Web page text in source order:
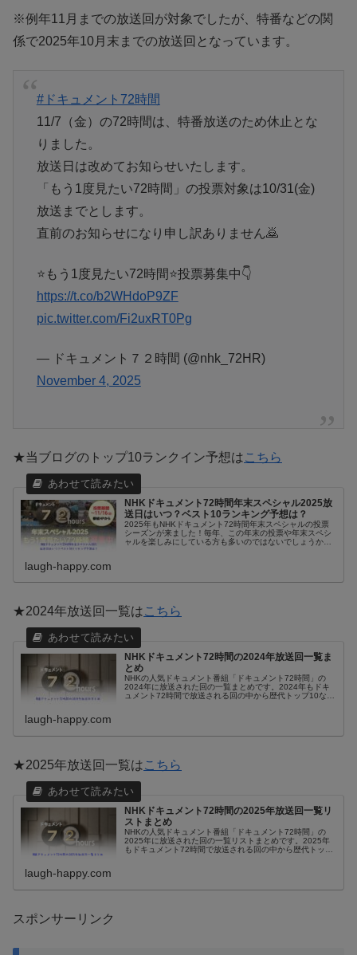
※例年11月までの放送回が対象でしたが、特番などの関
係で2025年10月末までの放送回となっています。
#ドキュメント72時間
11/7（金）の72時間は、特番放送のため休止とな
りました。
放送日は改めてお知らせいたします。
「もう1度見たい72時間」の投票対象は10/31(金)
放送までとします。
直前のお知らせになり申し訳ありません🙇
⭐もう1度見たい72時間⭐投票募集中👇
https://t.co/b2WHdoP9ZF
pic.twitter.com/Fi2uxRT0Pg
— ドキュメント７２時間 (@nhk_72HR)
November 4, 2025
★当ブログのトップ10ランクイン予想はこちら
NHKドキュメント72時間年末スペシャル2025放
送日はいつ？ベスト10ランキング予想は？
2025年もNHKドキュメント72時間年末スペシャルの投票
シーズンが来ました！毎年、この年末の投票や年末スペシ
ャルを楽しみにしている方も多いのではないでしょうか？
laugh-happy.com
★2024年放送回一覧はこちら
NHKドキュメント72時間の2024年放送回一覧ま
とめ
NHKの人気ドキュメント番組「ドキュメント72時間」の
2024年に放送された回の一覧まとめです。2024年もドキ
ュメント72時間で放送される回の中から歴代トップ10など
laugh-happy.com
★2025年放送回一覧はこちら
NHKドキュメント72時間の2025年放送回一覧リ
ストまとめ
NHKの人気ドキュメント番組「ドキュメント72時間」の
2025年に放送された回の一覧リストまとめです。2025年
もドキュメント72時間で放送される回の中から歴代トップ
laugh-happy.com
スポンサーリンク